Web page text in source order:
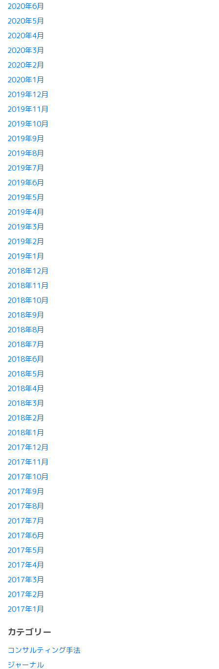
2020年6月
2020年5月
2020年4月
2020年3月
2020年2月
2020年1月
2019年12月
2019年11月
2019年10月
2019年9月
2019年8月
2019年7月
2019年6月
2019年5月
2019年4月
2019年3月
2019年2月
2019年1月
2018年12月
2018年11月
2018年10月
2018年9月
2018年8月
2018年7月
2018年6月
2018年5月
2018年4月
2018年3月
2018年2月
2018年1月
2017年12月
2017年11月
2017年10月
2017年9月
2017年8月
2017年7月
2017年6月
2017年5月
2017年4月
2017年3月
2017年2月
2017年1月
カテゴリー
コンサルティング手法
ジャーナル